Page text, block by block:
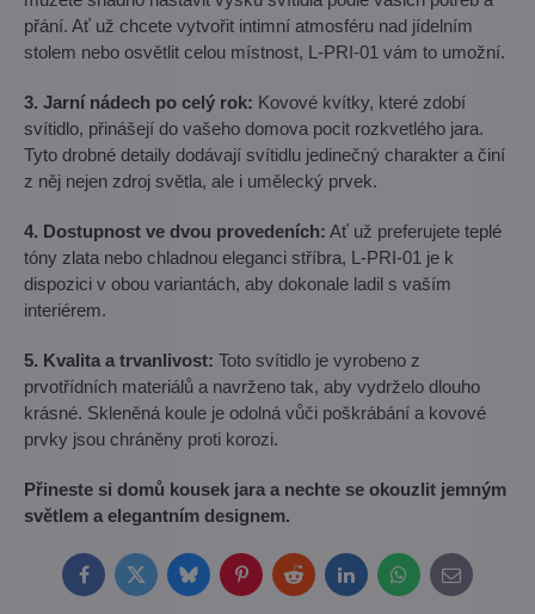
přání. Ať už chcete vytvořit intimní atmosféru nad jídelním
stolem nebo osvětlit celou místnost, L-PRI-01 vám to umožní.
3. Jarní nádech po celý rok: Kovové kvítky, které zdobí
svítidlo, přinášejí do vašeho domova pocit rozkvetlého jara.
Tyto drobné detaily dodávají svítidlu jedinečný charakter a činí
z něj nejen zdroj světla, ale i umělecký prvek.
4. Dostupnost ve dvou provedeních: Ať už preferujete teplé
tóny zlata nebo chladnou eleganci stříbra, L-PRI-01 je k
dispozici v obou variantách, aby dokonale ladil s vaším
interiérem.
5. Kvalita a trvanlivost: Toto svítidlo je vyrobeno z
prvotřídních materiálů a navrženo tak, aby vydrželo dlouho
krásné. Skleněná koule je odolná vůči poškrábání a kovové
prvky jsou chráněny proti korozi.
Přineste si domů kousek jara a nechte se okouzlit jemným
světlem a elegantním designem.
FacebookTwitterBlueskyPinterestRedditLinkedInWhatsApp
E-
mail